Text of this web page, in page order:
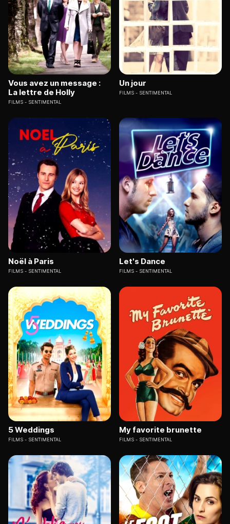
Vous avez un message :
La lettre de Holly
FILMS SENTIMENTAL
Un jour
FILMS SENTIMENTAL
Noël à Paris
FILMS SENTIMENTAL
Let's Dance
FILMS SENTIMENTAL
5 Weddings
FILMS SENTIMENTAL
My favorite brunette
FILMS SENTIMENTAL